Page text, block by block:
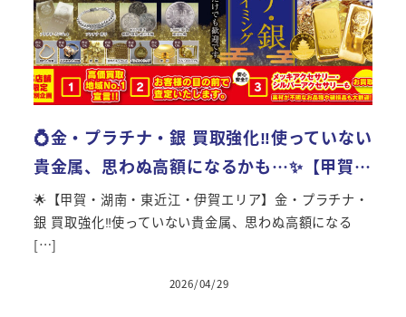
💍金・プラチナ・銀 買取強化‼使っていない
貴金属、思わぬ高額になるかも…✨【甲賀…
🌟【甲賀・湖南・東近江・伊賀エリア】金・プラチナ・
銀 買取強化‼使っていない貴金属、思わぬ高額になる
[…]
投稿日
2026/04/29